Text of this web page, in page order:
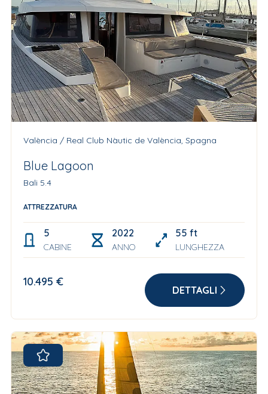
València / Real Club Nàutic de València, Spagna
Blue Lagoon
Bali 5.4
ATTREZZATURA
5
CABINE
2022
ANNO
55 ft
LUNGHEZZA
10.495 €
DETTAGLI